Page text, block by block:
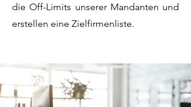
die Off-Limits unserer Mandanten und
erstellen eine Zielfirmenliste.